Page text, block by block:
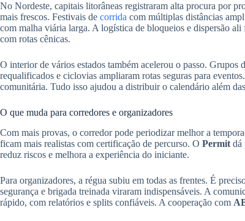
No Nordeste, capitais litorâneas registraram alta procura por
mais frescos. Festivais de corrida com múltiplas distâncias
com malha viária larga. A logística de bloqueios e dispersão
com rotas cênicas.
O interior de vários estados também acelerou o passo. Grupos
requalificados e ciclovias ampliaram rotas seguras para
comunitária. Tudo isso ajudou a distribuir o calendário além
O que muda para corredores e organizadores
Com mais provas, o corredor pode periodizar melhor a
ficam mais realistas com certificação de percurso. O Permit dá
reduz riscos e melhora a experiência do iniciante.
Para organizadores, a régua subiu em todas as frentes. É
segurança e brigada treinada viraram indispensáveis. A
rápido, com relatórios e splits confiáveis. A cooperação com